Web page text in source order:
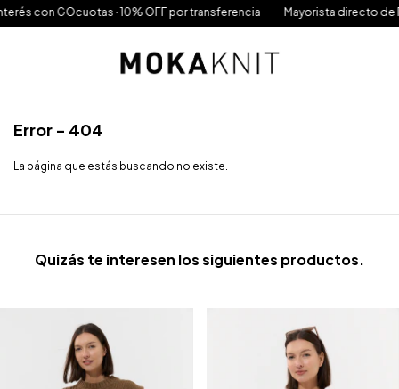
· 10% OFF por transferencia Mayorista directo de Fábrica ·
Error - 404
La página que estás buscando no existe.
Quizás te interesen los siguientes productos.